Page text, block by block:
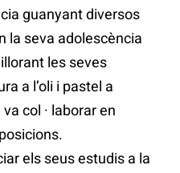
guanyant diversos
la seva adolescència
les seves
a l’oli i pastel a
col · laborar en
els seus estudis a la